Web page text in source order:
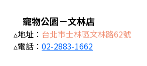
寵物公園－文林店
▵地址： 台北市士林區文林路62號
▵電話： 02-2883-1662